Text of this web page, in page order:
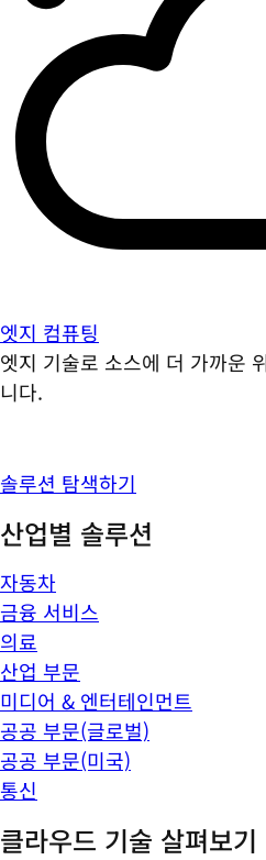
엣지 컴퓨팅
엣지 기술로 소스에 더 가까운
니다.
솔루션 탐색하기
산업별 솔루션
자동차
금융 서비스
의료
산업 부문
미디어 & 엔터테인먼트
공공 부문(글로벌)
공공 부문(미국)
통신
클라우드 기술 살펴보기